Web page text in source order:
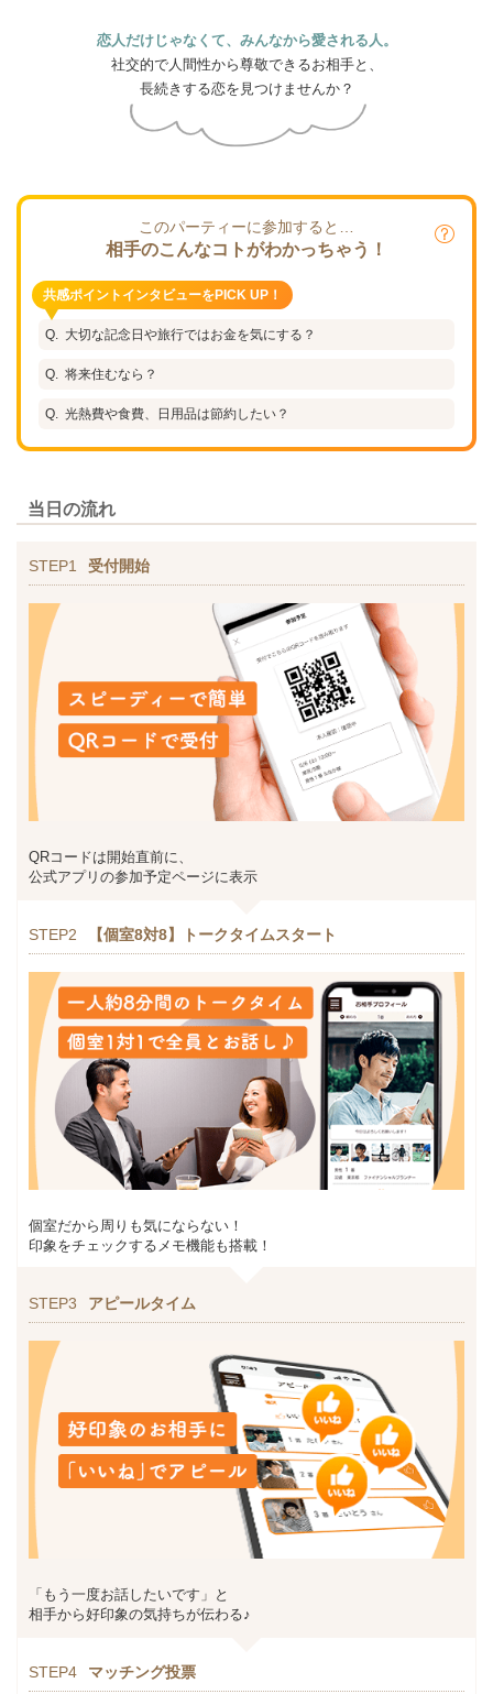
恋人だけじゃなくて、みんなから愛される人。
社交的で人間性から尊敬できるお相手と、
長続きする恋を見つけませんか？
このパーティーに参加すると…
相手のこんなコトがわかっちゃう！
共感ポイントインタビューをPICK UP！
大切な記念日や旅行ではお金を気にする？
将来住むなら？
光熱費や食費、日用品は節約したい？
当日の流れ
STEP1 受付開始
QRコードは開始直前に、
公式アプリの参加予定ページに表示
STEP2 【個室8対8】トークタイムスタート
個室だから周りも気にならない！
印象をチェックするメモ機能も搭載！
STEP3 アピールタイム
「もう一度お話したいです」と
相手から好印象の気持ちが伝わる♪
STEP4 マッチング投票